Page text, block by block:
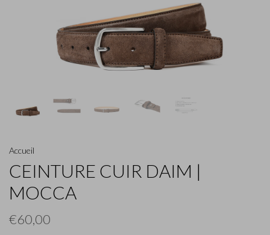
Accueil
CEINTURE CUIR DAIM |
MOCCA
€60,00